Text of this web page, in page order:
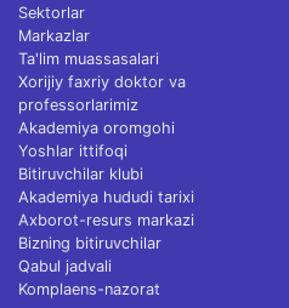
Sektorlar
Markazlar
Ta'lim muassasalari
Xorijiy faxriy doktor va
professorlarimiz
Akademiya oromgohi
Yoshlar ittifoqi
Bitiruvchilar klubi
Akademiya hududi tarixi
Axborot-resurs markazi
Bizning bitiruvchilar
Qabul jadvali
Komplaens-nazorat